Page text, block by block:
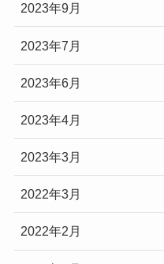
2023年9月
2023年7月
2023年6月
2023年4月
2023年3月
2022年3月
2022年2月